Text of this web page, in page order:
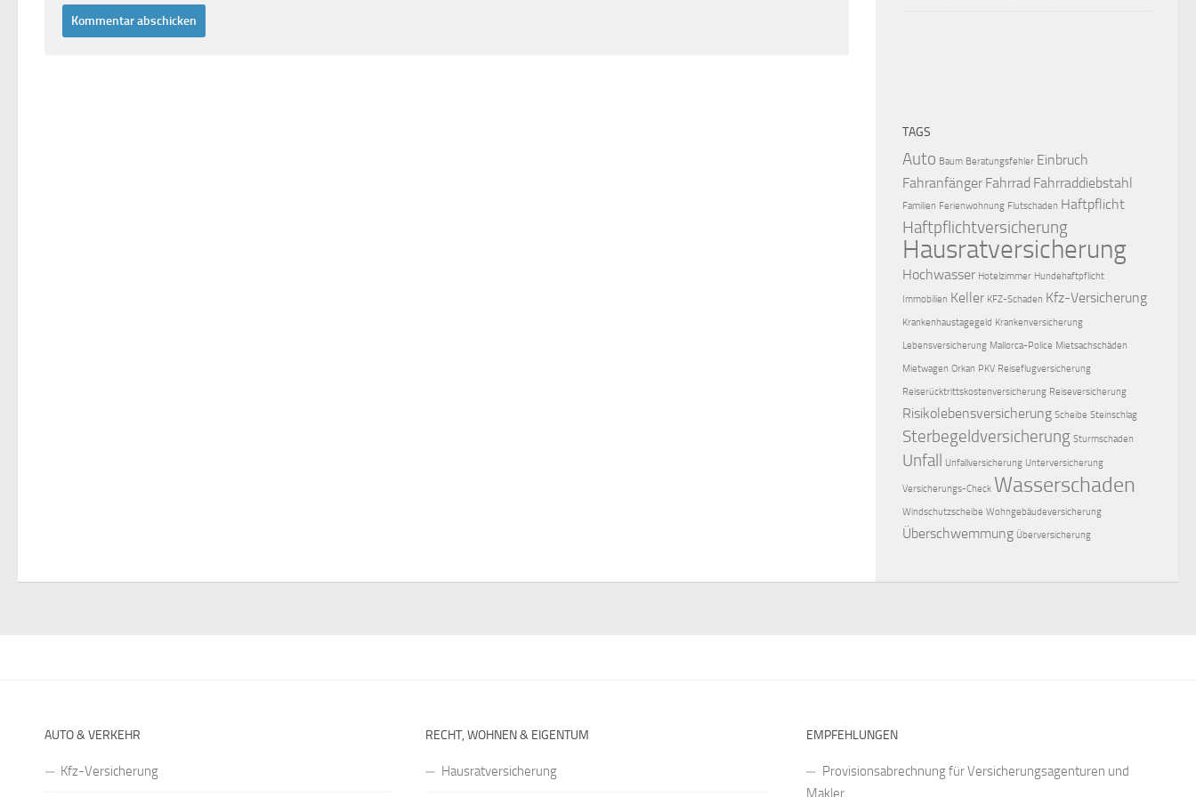
TAGS
Auto Baum Beratungsfehler Einbruch
Fahranfänger Fahrrad Fahrraddiebstahl
Familien Ferienwohnung Flutschaden Haftpflicht
Haftpflichtversicherung
Hausratversicherung
Hochwasser Hotelzimmer Hundehaftpflicht
Immobilien Keller KFZ-Schaden Kfz-Versicherung
Krankenhaustagegeld Krankenversicherung
Lebensversicherung Mallorca-Police Mietsachschäden
Mietwagen Orkan PKV Reiseflugversicherung
Reiserücktrittskostenversicherung Reiseversicherung
Risikolebensversicherung Scheibe Steinschlag
Sterbegeldversicherung Sturmschaden
Unfall Unfallversicherung Unterversicherung
Versicherungs-Check Wasserschaden
Windschutzscheibe Wohngebäudeversicherung
Überschwemmung Überversicherung
AUTO & VERKEHR
Kfz-Versicherung
RECHT, WOHNEN & EIGENTUM
Hausratversicherung
EMPFEHLUNGEN
Provisionsabrechnung für Versicherungsagenturen und
Makler